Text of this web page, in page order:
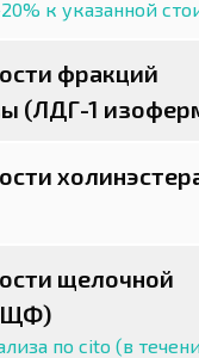
к указанной
фракций
(ЛДГ-1
щелочной
по cito (в